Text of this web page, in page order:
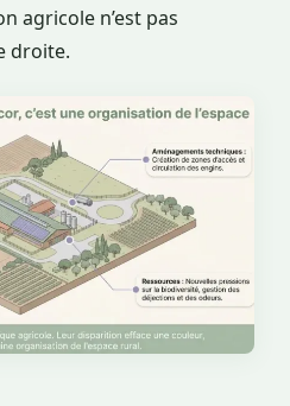
agricole n’est pas
droite.